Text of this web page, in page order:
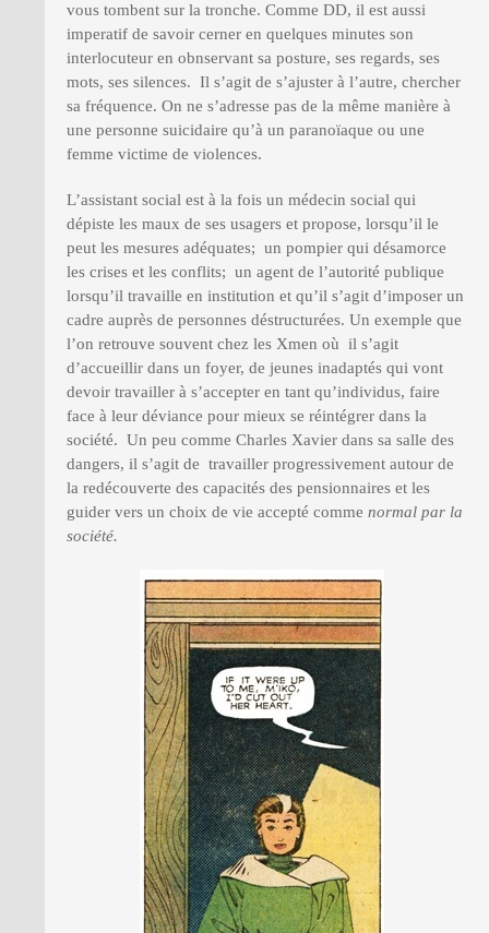
vous tombent sur la tronche. Comme DD, il est aussi
imperatif de savoir cerner en quelques minutes son
interlocuteur en obnservant sa posture, ses regards, ses
mots, ses silences. Il s’agit de s’ajuster à l’autre, chercher
sa fréquence. On ne s’adresse pas de la même manière à
une personne suicidaire qu’à un paranoïaque ou une
femme victime de violences.
L’assistant social est à la fois un médecin social qui
dépiste les maux de ses usagers et propose, lorsqu’il le
peut les mesures adéquates; un pompier qui désamorce
les crises et les conflits; un agent de l’autorité publique
lorsqu’il travaille en institution et qu’il s’agit d’imposer un
cadre auprès de personnes déstructurées. Un exemple que
l’on retrouve souvent chez les Xmen où il s’agit
d’accueillir dans un foyer, de jeunes inadaptés qui vont
devoir travailler à s’accepter en tant qu’individus, faire
face à leur déviance pour mieux se réintégrer dans la
société. Un peu comme Charles Xavier dans sa salle des
dangers, il s’agit de travailler progressivement autour de
la redécouverte des capacités des pensionnaires et les
guider vers un choix de vie accepté comme normal par la
société.